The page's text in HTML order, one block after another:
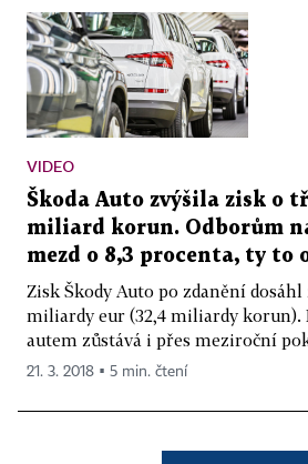
VIDEO
Škoda Auto zvýšila zisk o
miliard korun. Odborům
mezd o 8,3 procenta, ty to
Zisk Škody Auto po zdanění dosáhl
miliardy eur (32,4 miliardy korun).
autem zůstává i přes meziroční
21. 3. 2018 ▪ 5 min. čtení